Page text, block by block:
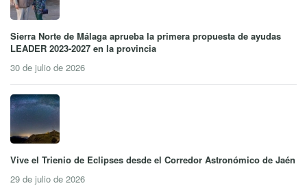
Sierra Norte de Málaga aprueba la primera propuesta de ayudas
LEADER 2023-2027 en la provincia
30 de julio de 2026
Vive el Trienio de Eclipses desde el Corredor Astronómico de Jaén
29 de julio de 2026